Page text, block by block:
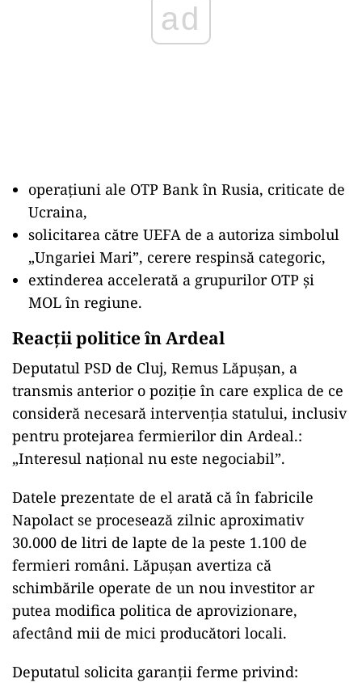
ad
operațiuni ale OTP Bank în Rusia, criticate de
Ucraina,
solicitarea către UEFA de a autoriza simbolul
„Ungariei Mari”, cerere respinsă categoric,
extinderea accelerată a grupurilor OTP și
MOL în regiune.
Reacții politice în Ardeal
Deputatul PSD de Cluj, Remus Lăpușan, a
transmis anterior o poziție în care explica de ce
consideră necesară intervenția statului, inclusiv
pentru protejarea fermierilor din Ardeal.:
„Interesul național nu este negociabil”.
Datele prezentate de el arată că în fabricile
Napolact se procesează zilnic aproximativ
30.000 de litri de lapte de la peste 1.100 de
fermieri români. Lăpușan avertiza că
schimbările operate de un nou investitor ar
putea modifica politica de aprovizionare,
afectând mii de mici producători locali.
Deputatul solicita garanții ferme privind: